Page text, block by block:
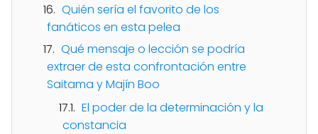
Quién sería el favorito de los
fanáticos en esta pelea
Qué mensaje o lección se podría
extraer de esta confrontación entre
Saitama y Majín Boo
El poder de la determinación y la
constancia